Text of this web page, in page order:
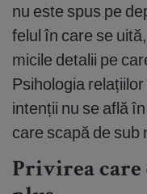
nu este spus pe
felul în care se
micile detalii pe
Psihologia
intenții nu se află
care scapă de sub
Privirea care